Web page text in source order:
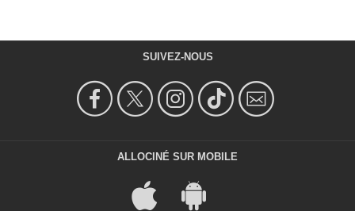
SUIVEZ-NOUS
ALLOCINÉ SUR MOBILE